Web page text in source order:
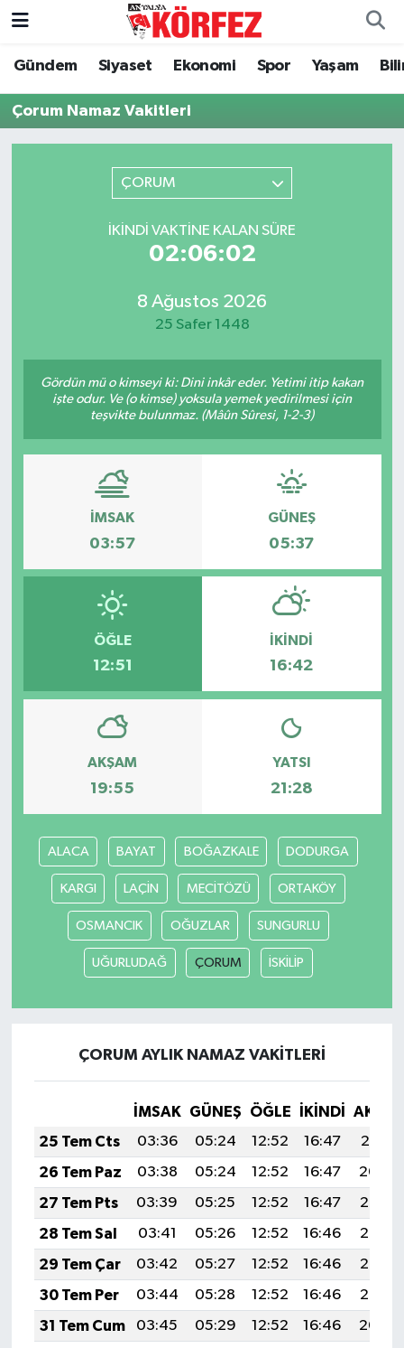
Gündem Siyaset Ekonomi Spor Yaşam
Çorum Namaz Vakitleri
ÇORUM
İKINDI VAKTINE KALAN SÜRE
02:06:01
8 Ağustos 2026
25 Safer 1448
Gördün mü o kimseyi ki: Dini inkâr eder. Yetimi itip kakan
işte odur. Ve (o kimse) yoksula yemek yedirilmesi için
teşvikte bulunmaz. (Mâûn Sûresi, 1-2-3)
İMSAK
03:57
GÜNEŞ
05:37
ÖĞLE
12:51
İKINDI
16:42
AKŞAM
19:55
YATSI
21:28
ALACA BAYAT BOĞAZKALE DODURGA
KARGI LAÇİN MECİTÖZÜ ORTAKÖY
OSMANCIK OĞUZLAR SUNGURLU
UĞURLUDAĞ ÇORUM İSKİLİP
ÇORUM AYLIK NAMAZ VAKITLERI
İMSAK GÜNEŞ ÖĞLE İKINDI
25 Tem Cts
03:36 05:24 12:52 16:47
20:10
26 Tem Paz
03:38 05:24 12:52 16:47
20:09
27 Tem Pts
03:39 05:25 12:52 16:47
20:08
28 Tem Sal
03:41 05:26 12:52 16:46
20:07
29 Tem Çar
03:42 05:27 12:52 16:46
20:06
30 Tem Per
03:44 05:28 12:52 16:46
20:05
31 Tem Cum
03:45 05:29 12:52 16:46
20:04
Gündem
Siyaset
Dünya
Eğitim
Turizm
Kültür ve Sanat
Sivil Toplum
Tarım
Güvenlik
Resmi İlanlar
Nöbetçi Eczaneler
Hava Durumu
Tüm Manşetler
Son Dakika Haberleri